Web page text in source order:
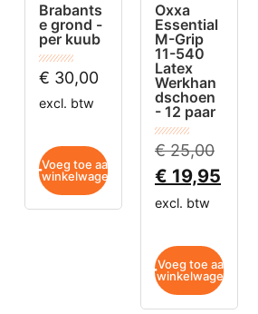
Brabants
e grond -
per kuub
€ 30,00
excl. btw
Voeg toe aan
winkelwagen
Oxxa
Essential
M-Grip
11-540
Latex
Werkhan
dschoen
- 12 paar
€25,00
€ 19,95
excl. btw
Voeg toe aan
winkelwagen